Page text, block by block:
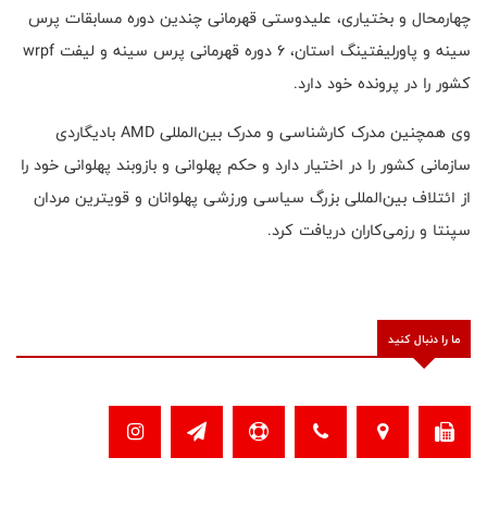
چهارمحال و بختیاری، علیدوستی قهرمانی چندین دوره مسابقات پرس
سینه و پاورلیفتینگ استان، 6 دوره قهرمانی پرس سینه و لیفت wrpf
کشور را در پرونده خود دارد.
وی همچنین مدرک کارشناسی و مدرک بین‌المللی AMD بادیگاردی
سازمانی کشور را در اختیار دارد و حکم پهلوانی و بازوبند پهلوانی خود را
از ائتلاف بین‌المللی بزرگ سیاسی ورزشی پهلوانان و قویترین مردان
سپنتا و رزمی‌کاران دریافت کرد.
ما را دنبال کنید